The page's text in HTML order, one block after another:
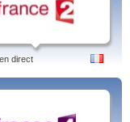
Samtiden, Världens natur:
Bourdain på okända
Rektorerna, En bok, en
svt forum, play
direct